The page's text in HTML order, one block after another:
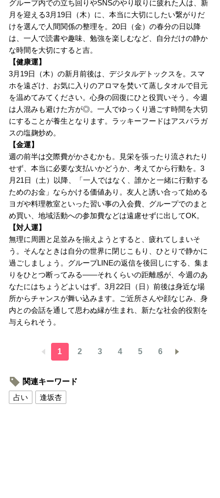
グループ内での立ち回りやSNSのやり取りに疲れた人は、新
月を迎える3月19日（木）に、本当に大切にしたい繋がりだ
けを選んで人間関係の整理を。20日（金）の春分の日以降
は、一人で読書や趣味、勉強を楽しむなど、自分だけの静か
な時間を大切にすると吉。
【健康運】
3月19日（木）の新月前後は、デジタルデトックスを。スマ
ホを遠ざけ、お気に入りのアロマを焚いて蒸しタオルで目元
を温めてみてください。心身の回復にひと役買いそう。今週
は人混みも避けた方が◎。一人でゆっくり過ごす時間を大切
にすることが養生となります。ラッキーフードはアスパラガ
スの塩麹炒め。
【金運】
週の前半は交際費がかさむかも。見栄を張ったり流されたり
せず、本当に必要な支払いかどうか、考えてから行動を。3
月21日（土）以降、「一人ではなく、誰かと一緒に行動する
ためのお金」ならかける価値あり。友人と誘い合って始める
ヨガや料理教室といった習い事の入会費、グループでのまと
め買い、地域活動への参加費などは遠慮せずに出してOK。
【対人運】
無理に周囲と足並みを揃えようとすると、疲れてしまいそ
う。そんなときは自分の世界に閉じこもり、ひとりで静かに
過ごしましょう。グループLINEの返信を後回しにする、集ま
りをひとつ断ってみる――それくらいの距離感が、今週のあ
なたにはちょうどよいはず。3月22日（日）前後は身近な場
所からチャンスが舞い込みます。ご近所さんや顔なじみ、身
内との会話を通して思わぬ縁が生まれ、新たな社会的役割を
与えられそう。
1 2 3 4 5 6
関連キーワード
占い
逢坂杏